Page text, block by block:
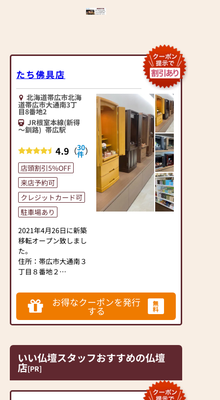
たち佛具店
北海道帯広市北海
道帯広市大通南3丁
目8番地2
JR根室本線(新得
～釧路) 帯広駅
4.9 （30
件）
店頭割引5%OFF
来店予約可
クレジットカード可
駐車場あり
2021年4月26日に新築
移転オープン致しまし
た。
住所：帯広市大通南３
丁目８番地２
たち佛具店は、「しっ
かりとお客様のご要望
をお聞きし、最適な仏
具を提供すること」を
広市に店舗を構える仏
壇・仏具の専門店で
す。
お得なクーポンを発行
する
無
料
いい仏壇スタッフおすすめの仏壇
店[PR]